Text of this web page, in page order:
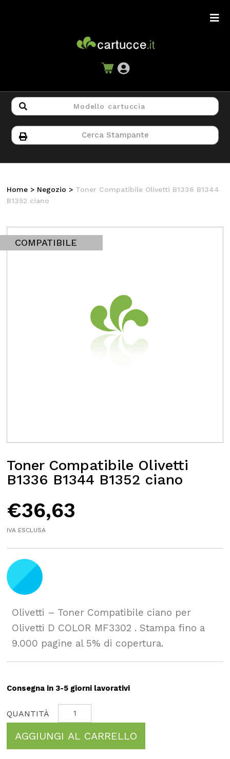
Home > Negozio > Toner Compatibile Olivetti B1336 B1344
B1352 ciano
COMPATIBILE
Toner Compatibile Olivetti
B1336 B1344 B1352 ciano
€36,63
IVA ESCLUSA
Olivetti – Toner Compatibile ciano per
Olivetti D COLOR MF3302 . Stampa fino a
9.000 pagine al 5% di copertura.
Consegna in 3-5 giorni lavorativi
AGGIUNGI AL CARRELLO